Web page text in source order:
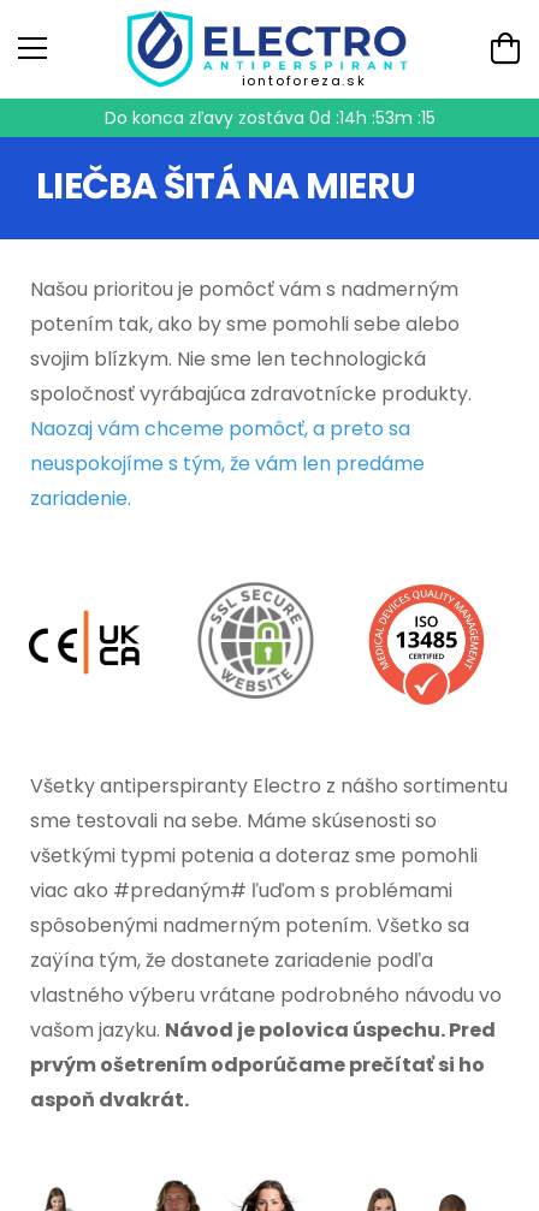
iontoforeza.sk
Do konca zľavy zostáva 0d :14h :53m :15
LIEČBA ŠITÁ NA MIERU
Našou prioritou je pomôcť vám s nadmerným
potením tak, ako by sme pomohli sebe alebo
svojim blízkym. Nie sme len technologická
spoločnosť vyrábajúca zdravotnícke produkty.
Naozaj vám chceme pomôcť, a preto sa
neuspokojíme s tým, že vám len predáme
zariadenie.
Všetky antiperspiranty Electro z nášho sortimentu
sme testovali na sebe. Máme skúsenosti so
všetkými typmi potenia a doteraz sme pomohli
viac ako #predaným# ľuďom s problémami
spôsobenými nadmerným potením. Všetko sa
zaÿína tým, že dostanete zariadenie podľa
vlastného výberu vrátane podrobného návodu vo
vašom jazyku. Návod je polovica úspechu. Pred
prvým ošetrením odporúčame prečítať si ho
aspoň dvakrát.